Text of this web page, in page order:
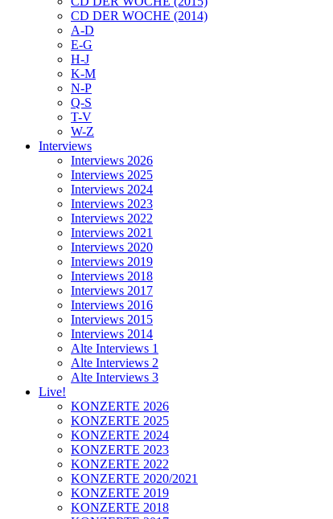
CD DER WOCHE (2014)
A-D
E-G
H-J
K-M
N-P
Q-S
T-V
W-Z
Interviews
Interviews 2026
Interviews 2025
Interviews 2024
Interviews 2023
Interviews 2022
Interviews 2021
Interviews 2020
Interviews 2019
Interviews 2018
Interviews 2017
Interviews 2016
Interviews 2015
Interviews 2014
Alte Interviews 1
Alte Interviews 2
Alte Interviews 3
Live!
KONZERTE 2026
KONZERTE 2025
KONZERTE 2024
KONZERTE 2023
KONZERTE 2022
KONZERTE 2020/2021
KONZERTE 2019
KONZERTE 2018